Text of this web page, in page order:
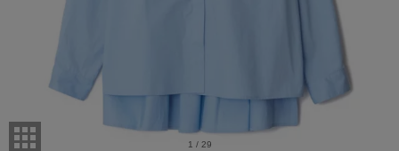
1 / 29